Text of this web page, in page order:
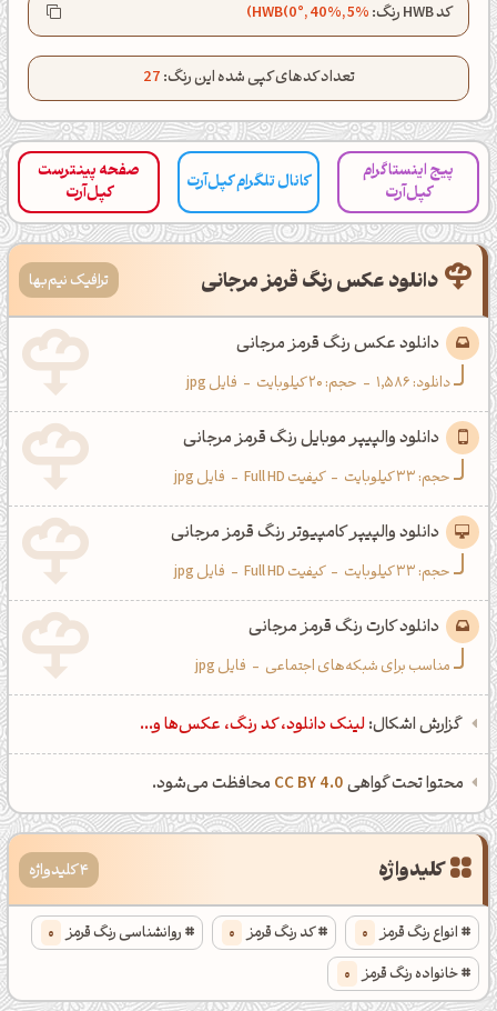
کد HWB رنگ: HWB(0°, 40%, 5%)
تعداد کدهای کپی شده این رنگ:27
پیج اینستاگرام
کپل‌آرت
کانال تلگرام کپل‌آرت
صفحه پینترست
کپل‌آرت
دانلود عکس رنگ قرمز مرجانی ترافیک نیم‌بها
دانلود عکس رنگ قرمز مرجانی
دانلود:1,586
- حجم: 20 کیلوبایت - فایل jpg
دانلود والپیپر موبایل رنگ قرمز مرجانی
حجم: 33 کیلوبایت - کیفیت Full HD - فایل jpg
دانلود والپیپر کامپیوتر رنگ قرمز مرجانی
حجم: 33 کیلوبایت - کیفیت Full HD - فایل jpg
دانلود کارت رنگ قرمز مرجانی
مناسب برای شبکه‌های اجتماعی - فایل jpg
گزارش اشکال: لینک دانلود، کد رنگ، عکس‌ها و...
محتوا تحت گواهیCC BY 4.0 محافظت می‌شود.
کلیدواژه 4 کلیدواژه
انواع رنگ قرمز 0 کد رنگ قرمز 0 روانشناسی رنگ قرمز 0
خانواده رنگ قرمز 0
کانال تلگرام
کانال ایــتا
کانال بلـــه
اَپ اندروید اَپ ویندوز